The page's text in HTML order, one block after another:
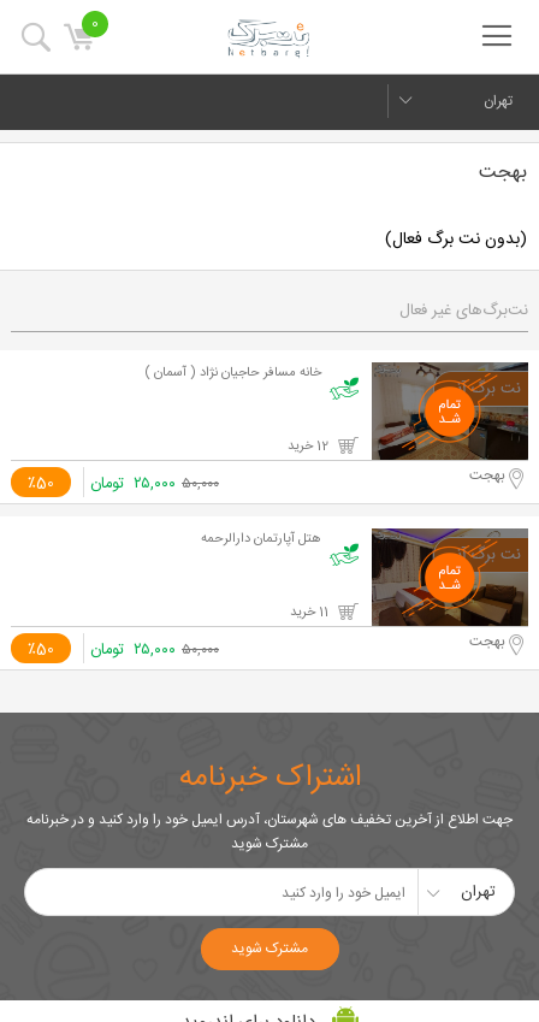
0
تهران
بهجت
(بدون نت برگ فعال)
نت‌برگ‌های غیر فعال
خانه مسافر حاجیان نژاد ( آسمان )
٪50 بهجت ۵۰,۰۰۰ ۲۵,۰۰۰ تومان
هتل آپارتمان دارالرحمه
٪50 بهجت ۵۰,۰۰۰ ۲۵,۰۰۰ تومان
اشتراک خبرنامه
جهت اطلاع از آخرین تخفیف های شهرستان، آدرس ایمیل خود را وارد کنید و در خبرنامه
مشترک شوید
تهران
مشترک شوید